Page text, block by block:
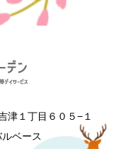
津１丁目６０５−１
ベース